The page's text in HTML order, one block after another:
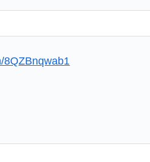
8QZBnqwab1